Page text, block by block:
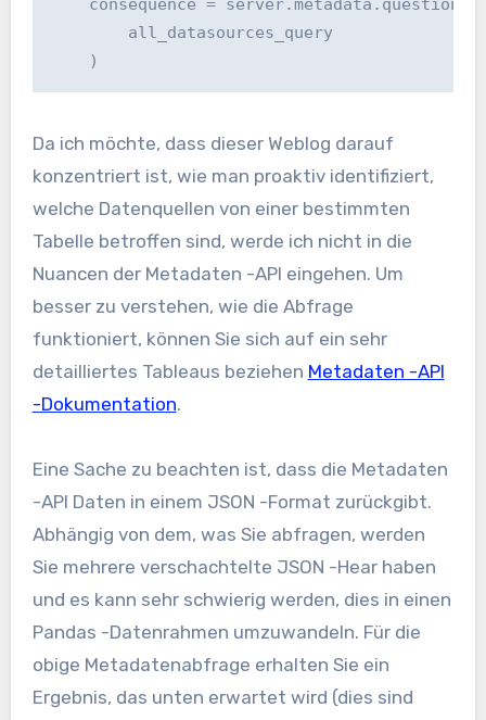
    consequence = server.metadata.question(
        all_datasources_query
    )
Da ich möchte, dass dieser Weblog darauf
konzentriert ist, wie man proaktiv identifiziert,
welche Datenquellen von einer bestimmten
Tabelle betroffen sind, werde ich nicht in die
Nuancen der Metadaten -API eingehen. Um
besser zu verstehen, wie die Abfrage
funktioniert, können Sie sich auf ein sehr
detailliertes Tableaus beziehen Metadaten -API
-Dokumentation.
Eine Sache zu beachten ist, dass die Metadaten
-API Daten in einem JSON -Format zurückgibt.
Abhängig von dem, was Sie abfragen, werden
Sie mehrere verschachtelte JSON -Hear haben
und es kann sehr schwierig werden, dies in einen
Pandas -Datenrahmen umzuwandeln. Für die
obige Metadatenabfrage erhalten Sie ein
Ergebnis, das unten erwartet wird (dies sind